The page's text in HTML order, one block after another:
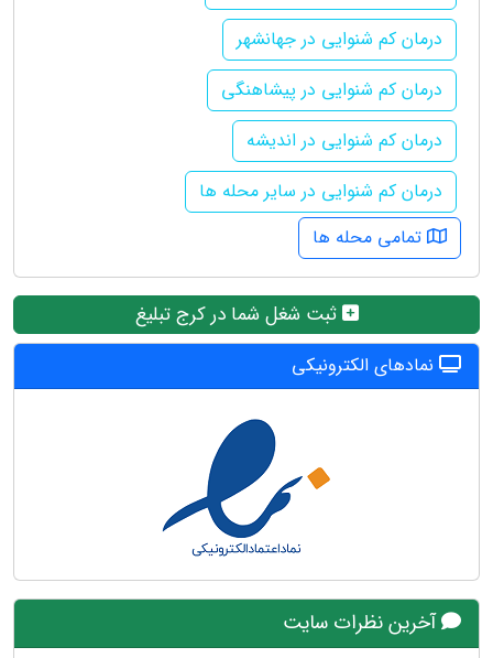
درمان کم شنوایی در جهانشهر
درمان کم شنوایی در پیشاهنگی
درمان کم شنوایی در اندیشه
درمان کم شنوایی در سایر محله ها
تمامی محله ها
ثبت شغل شما در کرج تبلیغ
نمادهای الکترونیکی
آخرین نظرات سایت